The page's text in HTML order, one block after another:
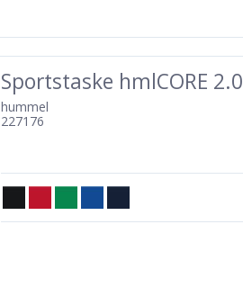
Sportstaske hmlCORE 2.0
hummel
227176